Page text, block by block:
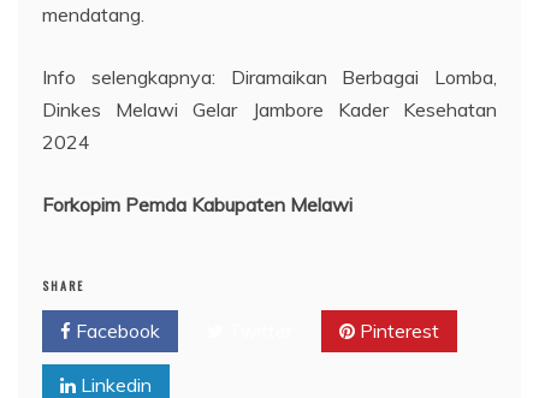
mendatang.
Info selengkapnya: Diramaikan Berbagai Lomba,
Dinkes Melawi Gelar Jambore Kader Kesehatan
2024
Forkopim Pemda Kabupaten Melawi
SHARE
Facebook Pinterest
Linkedin